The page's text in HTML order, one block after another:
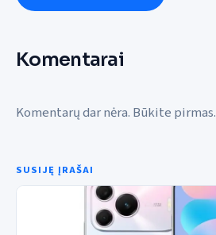
Komentarai
Komentarų dar nėra. Būkite pirmas.
SUSIJĘ ĮRAŠAI